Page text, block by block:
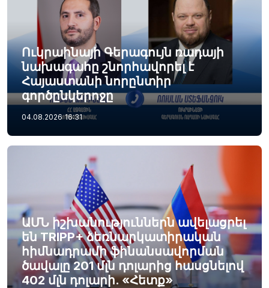
Ուկրաինայի Գերագույն ռադայի
նախագահը շնորհավորել է
Հայաստանի նորընտիր
գործընկերոջը
04.08.2026 16:31
ԱՄՆ իշխանություններն ավելացրել
են TRIPP+ ձեռնարկատիրական
հիմնադրամի ֆինանսավորման
ծավալը 201 մլն դոլարից հասցնելով
402 մլն դոլարի. «Հետք»